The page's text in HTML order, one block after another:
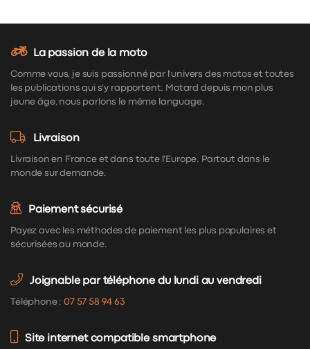
La passion de la moto
Comme vous, je suis passionné par l'univers des motos et toutes
les publications qui s'y rapportent. Motard depuis mon plus
jeune âge, nous parlons le même language.
Livraison
Livraison en France et dans toute l'Europe. Partout dans le
monde sur demande.
Paiement sécurisé
Payez avec les méthodes de paiement les plus populaires et
sécurisées au monde.
Joignable par téléphone du lundi au vendredi
Téléphone :07 57 58 94 63
Site internet compatible smartphone